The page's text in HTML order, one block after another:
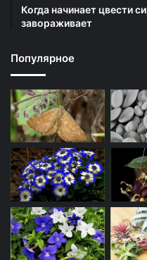
Когда начинает цвести
завораживает
Популярное